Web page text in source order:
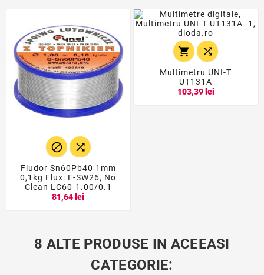
 
Fludor Sn60Pb40 1mm
0,1kg Flux: F-SW26, No
Clean LC60-1.00/0.1
81,64 lei
 
Multimetru UNI-T
UT131A
103,39 lei
8 ALTE PRODUSE IN ACEEASI
CATEGORIE: